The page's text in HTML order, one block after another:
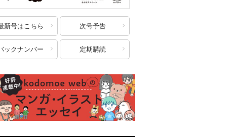
新号はこちら 次号予告
ックナンバー 定期購読